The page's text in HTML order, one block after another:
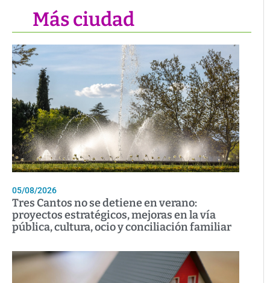
Más ciudad
05/08/2026
Tres Cantos no se detiene en verano:
proyectos estratégicos, mejoras en la vía
pública, cultura, ocio y conciliación familiar